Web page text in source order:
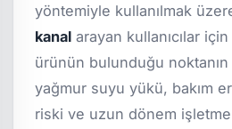
yöntemiyle kullanılmak
kanal arayan kullanıcılar
ürünün bulunduğu
yağmur suyu yükü, bakım
riski ve uzun dönem